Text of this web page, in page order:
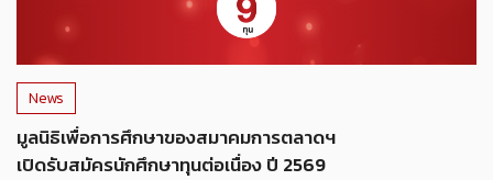
News
มูลนิธิเพื่อการศึกษาของสมาคมการตลาดฯ
เปิดรับสมัครนักศึกษาทุนต่อเนื่อง ปี 2569